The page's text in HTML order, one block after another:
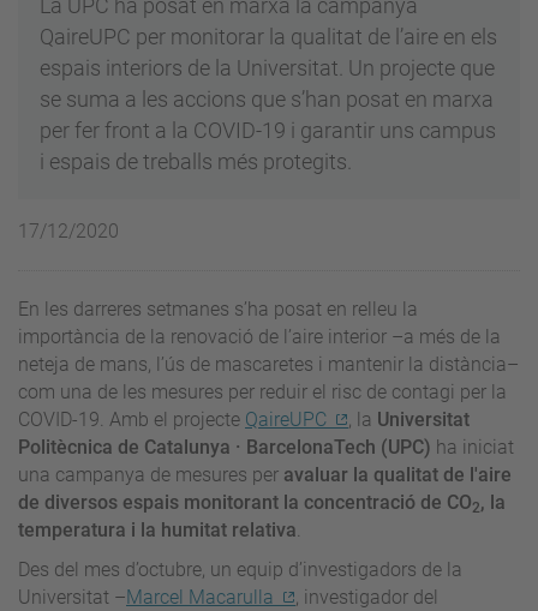
La UPC ha posat en marxa la campanya
QaireUPC per monitorar la qualitat de l’aire en els
espais interiors de la Universitat. Un projecte que
se suma a les accions que s’han posat en marxa
per fer front a la COVID-19 i garantir uns campus
i espais de treballs més protegits.
17/12/2020
En les darreres setmanes s’ha posat en relleu la
importància de la renovació de l’aire interior –a més de la
neteja de mans, l’ús de mascaretes i mantenir la distància–
com una de les mesures per reduir el risc de contagi per la
COVID-19. Amb el projecte QaireUPC , la Universitat
Politècnica de Catalunya · BarcelonaTech (UPC) ha iniciat
una campanya de mesures per avaluar la qualitat de l'aire
de diversos espais monitorant la concentració de CO2, la
temperatura i la humitat relativa.
Des del mes d’octubre, un equip d’investigadors de la
Universitat –Marcel Macarulla
, investigador del